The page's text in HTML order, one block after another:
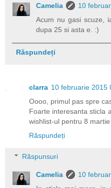
Camelia
10
Acum nu gasi scuze,
dupa 25 si asta e. :)
Răspundeți
clarra 10 februarie 2015
Oooo, primul pas spre
Foarte interesanta sticla
wishlist-ul pentru 8
Răspundeți
Răspunsuri
Camelia
10